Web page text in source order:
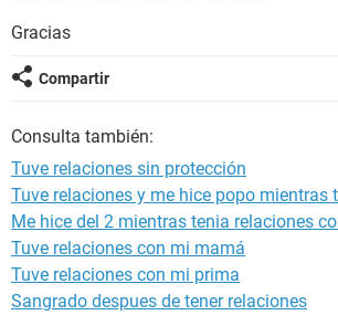
Gracias
Compartir
Consulta también:
Tuve relaciones sin protección
Tuve relaciones y me hice popo mientras
Me hice del 2 mientras tenia relaciones
Tuve relaciones con mi mamá
Tuve relaciones con mi prima
Sangrado despues de tener relaciones